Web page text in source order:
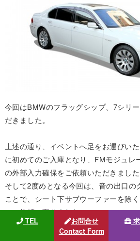
今回はBMWのフラッグシップ、7シリ
だきました。
上述の通り、イベントへ足をお運びい
に初めてのご入庫となり、FMモジュレ
の外部入力確保をご依頼いただきました
そして2度めとなる今回は、音の出口の
ことで、シート下サブウーファーを除
のご依頼に至りました。
初回に続いて、今回も好意的なコメン
TEL
お問合せ
Contact Form